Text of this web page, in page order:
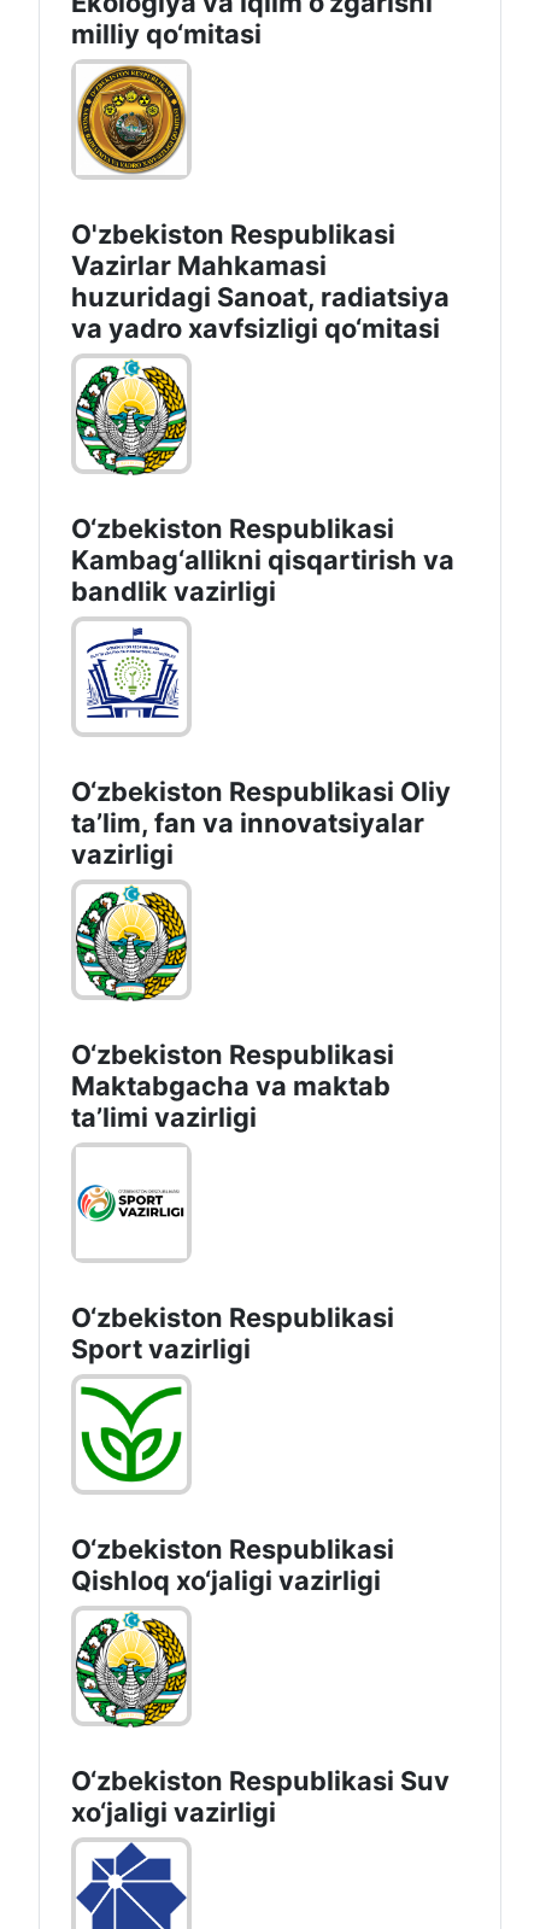
milliy qo‘mitasi
O'zbekiston Respublikasi
Vazirlar Mahkamasi
huzuridagi Sanoat, radiatsiya
va yadro xavfsizligi qo‘mitasi
O‘zbekiston Respublikasi
Kambag‘allikni qisqartirish va
bandlik vazirligi
O‘zbekiston Respublikasi Oliy
taʼlim, fan va innovatsiyalar
vazirligi
O‘zbekiston Respublikasi
Maktabgacha va maktab
taʼlimi vazirligi
O‘zbekiston Respublikasi
Sport vazirligi
O‘zbekiston Respublikasi
Qishloq хo‘jаligi vаzirligi
O‘zbekiston Respublikasi Suv
хo‘jaligi vazirligi